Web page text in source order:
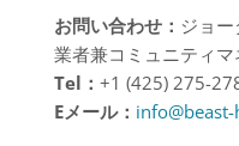
お問い合わせ： ジョ
業者兼コミュニティ
Tel ： +1 (425) 275-
Eメール：